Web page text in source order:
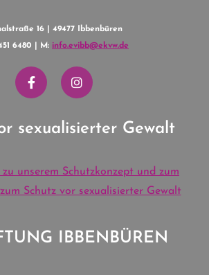
16 | 49477 Ibbenbüren
6480 | M: info.evibb@ekvw.de
sexualisierter Gewalt
unserem Schutzkonzept und zum
Schutz vor sexualisierter Gewalt
IBBENBÜREN